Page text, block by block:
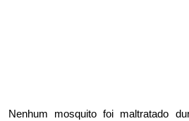
Nenhum mosquito foi maltratado